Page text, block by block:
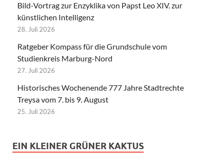
Bild-Vortrag zur Enzyklika von Papst Leo XIV. zur
künstlichen Intelligenz
28. Juli 2026
Ratgeber Kompass für die Grundschule vom
Studienkreis Marburg-Nord
27. Juli 2026
Historisches Wochenende 777 Jahre Stadtrechte
Treysa vom 7. bis 9. August
25. Juli 2026
EIN KLEINER GRÜNER KAKTUS